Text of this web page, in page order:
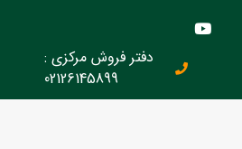
دفتر فروش مرکزی :
02126145899